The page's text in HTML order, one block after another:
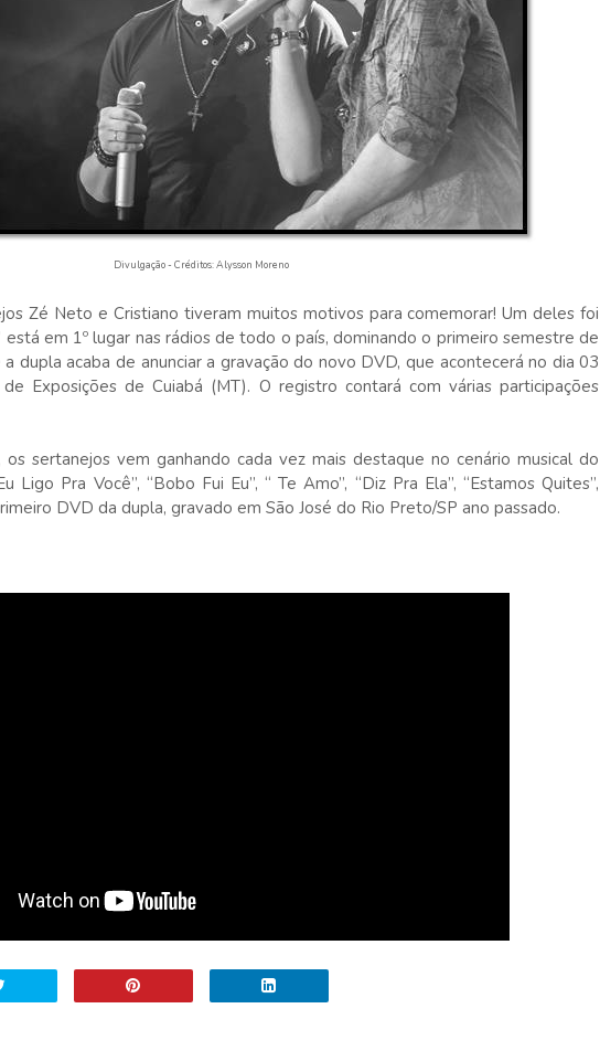
Divulgação - Créditos: Alysson Moreno
Zé Neto e Cristiano tiveram muitos motivos para comemorar! Um deles foi
está em 1º lugar nas rádios de todo o país, dominando o primeiro semestre de
dupla acaba de anunciar a gravação do novo DVD, que acontecerá no dia 03
Exposições de Cuiabá (MT). O registro contará com várias participações
os sertanejos vem ganhando cada vez mais destaque no cenário musical do
Ligo Pra Você”, “Bobo Fui Eu”, “ Te Amo”, “Diz Pra Ela”, “Estamos Quites”,
DVD da dupla, gravado em São José do Rio Preto/SP ano passado.